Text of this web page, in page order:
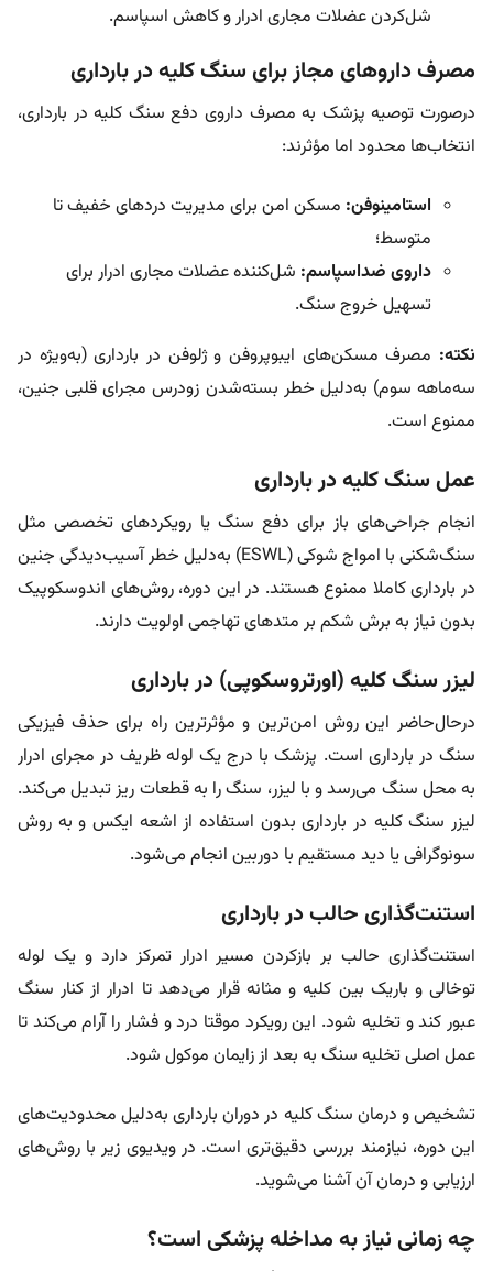
شل‌کردن عضلات مجاری ادرار و کاهش اسپاسم‌.
مصرف داروهای مجاز برای سنگ کلیه در بارداری
درصورت توصیه پزشک به مصرف داروی دفع سنگ کلیه در بارداری،
انتخاب‌ها محدود اما مؤثرند:
استامینوفن: مسکن امن برای مدیریت دردهای خفیف تا
متوسط؛
داروی ضداسپاسم: شل‌کننده عضلات مجاری ادرار برای
تسهیل خروج سنگ.
نکته: مصرف مسکن‌های ایبوپروفن و ژلوفن در بارداری (به‌ویژه در
سه‌ماهه سوم) به‌دلیل خطر بسته‌شدن زودرس مجرای قلبی جنین،
ممنوع است.
عمل سنگ کلیه در بارداری
انجام جراحی‌های باز برای دفع سنگ یا رویکرد‌های تخصصی مثل
سنگ‌شکنی با امواج شوکی (ESWL) به‌دلیل خطر آسیب‌دیدگی جنین
در بارداری کاملا ممنوع هستند. در این دوره، روش‌های اندوسکوپیک
بدون نیاز به برش‌ شکم بر متدهای تهاجمی اولویت دارند.
لیزر سنگ کلیه (اورتروسکوپی) در بارداری
در‌حال‌حاضر این روش امن‌ترین و مؤثرترین راه برای حذف فیزیکی
سنگ در بارداری است. پزشک با درج یک لوله ظریف در مجرای ادرار
به محل سنگ می‌رسد و با لیزر، سنگ را به قطعات ریز تبدیل می‌کند.
لیزر سنگ کلیه در بارداری بدون استفاده از اشعه ایکس و به روش
سونوگرافی یا دید مستقیم با دوربین انجام می‌شود.
استنت‌گذاری حالب در بارداری
استنت‌گذاری حالب بر بازکردن مسیر ادرار تمرکز دارد و یک لوله
توخالی و باریک بین کلیه و مثانه قرار می‌دهد تا ادرار از کنار سنگ
عبور کند و تخلیه شود. این رویکرد موقتا درد و فشار را آرام می‌کند تا
عمل اصلی تخلیه سنگ به بعد از زایمان موکول شود.
تشخیص و درمان سنگ کلیه در دوران بارداری به‌دلیل محدودیت‌های
این دوره، نیازمند بررسی دقیق‌تری است. در ویدیوی زیر با روش‌های
ارزیابی و درمان آن آشنا می‌شوید.
چه زمانی نیاز به مداخله پزشکی است؟